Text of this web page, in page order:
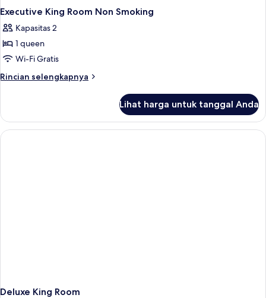
Executive King Room Non Smoking
Kapasitas 2
1 queen
Wi-Fi Gratis
Rincian selengkapnya
Rincian
Executive
King
Room
Lihat harga untuk tanggal Anda
Deluxe King Room